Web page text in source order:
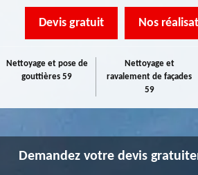
Devis gratuit Nos
Nettoyage et pose de
gouttières 59
Nettoyage et
ravalement de façades
59
Demandez votre devis